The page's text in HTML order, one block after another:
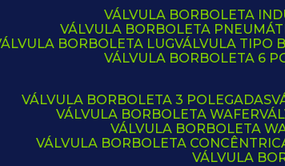
VÁLVULA BORBOLETA
VÁLVULA BORBOLETA
VÁLVULA BORBOLETA LUG VÁLVULA TIPO
VÁLVULA BORBOLETA 6
VÁLVULA BORBOLETA 3 POLEGADAS
VÁLVULA BORBOLETA WAFER
VÁLVULA BORBOLETA
VÁLVULA BORBOLETA
VÁLVULA